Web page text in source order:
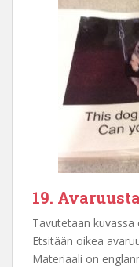
19.
Tavutetaan
Etsitään oikea
Materiaali on